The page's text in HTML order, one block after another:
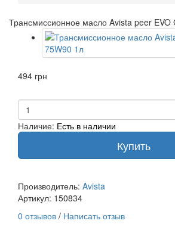
Трансмиссионное масло Avista peer EVO
494 грн
Наличие: Есть в наличии
Купить
Производитель: Avista
Артикул: 150834
0 отзывов / Написать отзыв